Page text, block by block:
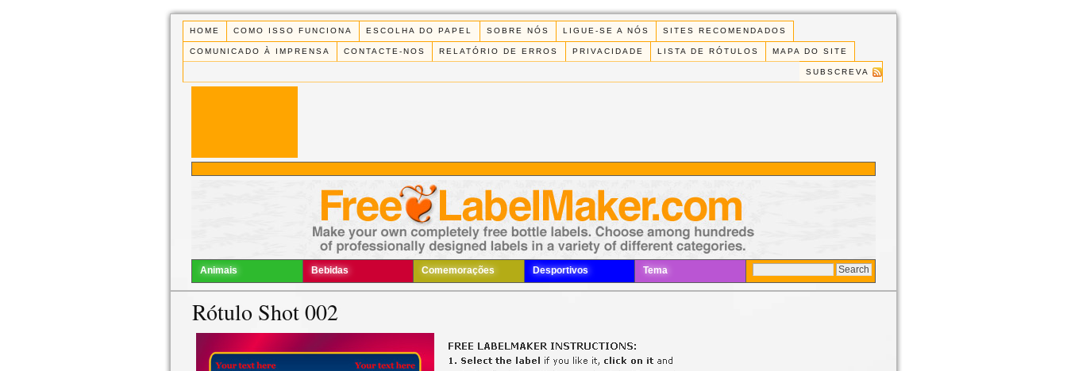
HOME COMO ISSO FUNCIONA ESCOLHA DO PAPEL SOBRE NÓS LIGUE-SE A NÓS SITES RECOMENDADOS
COMUNICADO À IMPRENSA CONTACTE-NOS RELATÓRIO DE ERROS PRIVACIDADE LISTA DE RÓTULOS MAPA DO SITE
SUBSCREVA
Animais Bebidas Comemorações Desportivos Tema
Rótulo Shot 002